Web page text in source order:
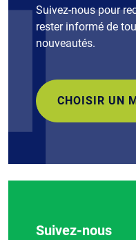
Suivez-nous pour
rester informé de
nouveautés.
CHOISIR UN
Suivez-nous